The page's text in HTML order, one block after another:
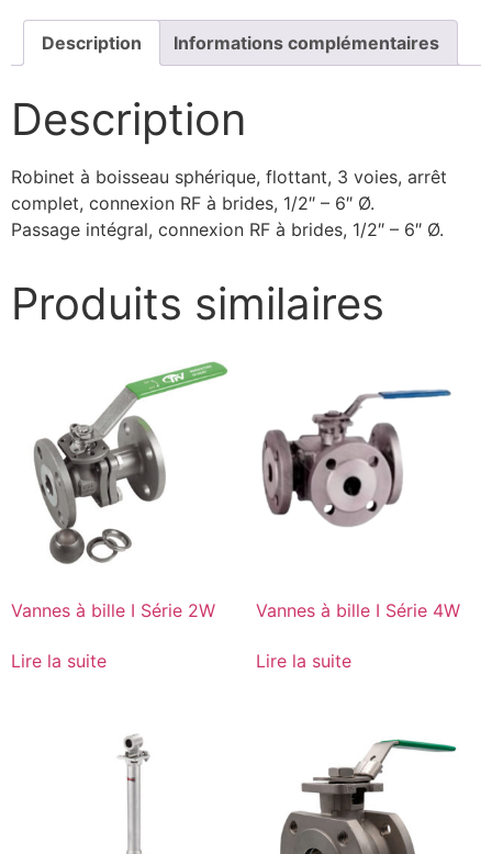
Description Informations complémentaires
Description
Robinet à boisseau sphérique, flottant, 3 voies, arrêt
complet, connexion RF à brides, 1/2″ – 6″ Ø.
Passage intégral, connexion RF à brides, 1/2″ – 6″ Ø.
Produits similaires
Vannes à bille I Série 2W
Lire la suite
Vannes à bille I Série 4W
Lire la suite